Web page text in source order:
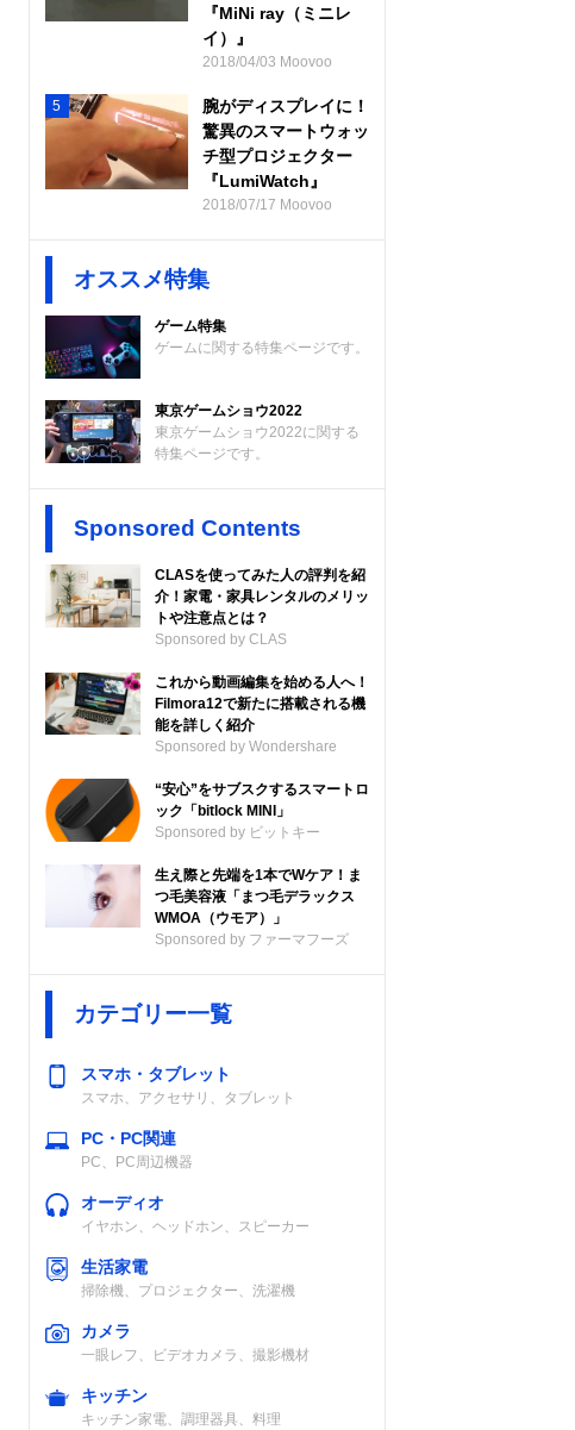
『MiNi ray（ミニレ
イ）』
2018/04/03 Moovoo
5
腕がディスプレイに！
驚異のスマートウォッ
チ型プロジェクター
『LumiWatch』
2018/07/17 Moovoo
オススメ特集
ゲーム特集
ゲームに関する特集ページです。
東京ゲームショウ2022
東京ゲームショウ2022に関する
特集ページです。
Sponsored Contents
CLASを使ってみた人の評判を紹
介！家電・家具レンタルのメリッ
トや注意点とは？
Sponsored by CLAS
これから動画編集を始める人へ！
Filmora12で新たに搭載される機
能を詳しく紹介
Sponsored by Wondershare
“安心”をサブスクするスマートロ
ック「bitlock MINI」
Sponsored by ビットキー
生え際と先端を1本でWケア！ま
つ毛美容液「まつ毛デラックス
WMOA（ウモア）」
Sponsored by ファーマフーズ
カテゴリー一覧
スマホ・タブレット
スマホ、アクセサリ、タブレット
PC・PC関連
PC、PC周辺機器
オーディオ
イヤホン、ヘッドホン、スピーカー
生活家電
掃除機、プロジェクター、洗濯機
カメラ
一眼レフ、ビデオカメラ、撮影機材
キッチン
キッチン家電、調理器具、料理